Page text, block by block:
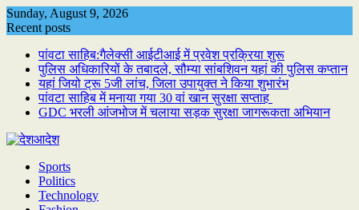
Skip
to
Sunday, August 9, 2026
Recent posts
पांवटा साहिब:गैलेक्सी आईटीआई में प्रवेश प्रक्रिया शुरू
पुलिस अधिकारियों के तबादले, सौम्या सांबशिवन यहां की पुलिस कप्तान
यहां जियो ट्रू 5जी लांच, जिला उपायुक्त ने किया शुभारंभ
पांवटा साहिब में मनाया गया 30 वां खान सुरक्षा सप्ताह
GDC भरली आंजभोज में चलाया सड़क सुरक्षा जागरूकता अभियान
Sports
Politics
Technology